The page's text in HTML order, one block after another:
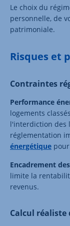
Le choix du
personnelle, de
patrimoniale.
Risques et
Contraintes
Performance
logements
l'interdiction des
réglementation
énergétique
Encadrement
limite la
revenus.
Calcul